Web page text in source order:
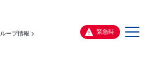
ープ情報 緊急時
メ